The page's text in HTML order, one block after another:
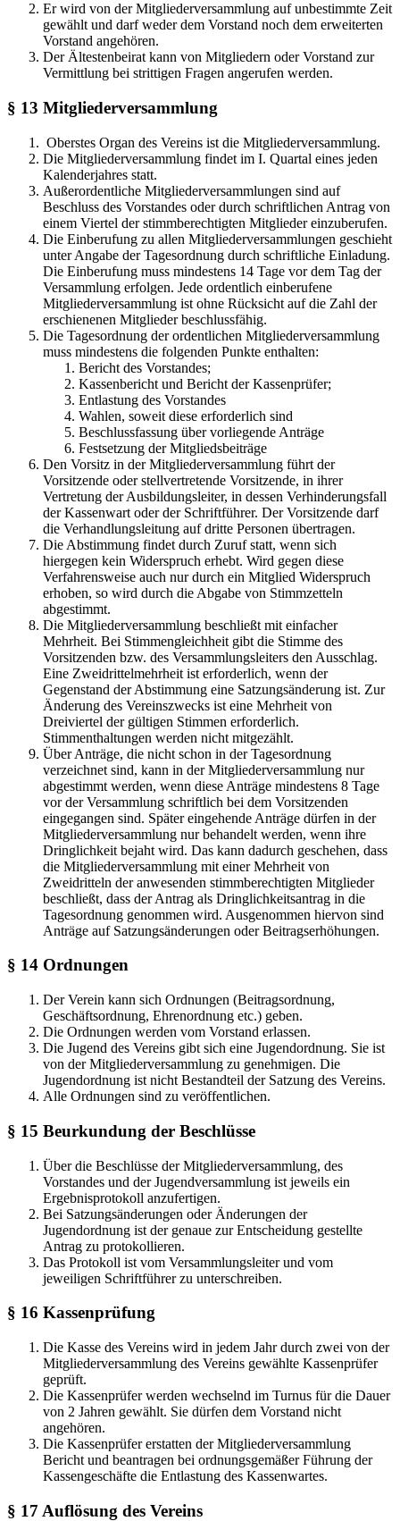
Er wird von der Mitgliederversammlung auf unbestimmte Zeit
gewählt und darf weder dem Vorstand noch dem erweiterten
Vorstand angehören.
Der Ältestenbeirat kann von Mitgliedern oder Vorstand zur
Vermittlung bei strittigen Fragen angerufen werden.
§ 13 Mitgliederversammlung
Oberstes Organ des Vereins ist die Mitgliederversammlung.
Die Mitgliederversammlung findet im I. Quartal eines jeden
Kalenderjahres statt.
Außerordentliche Mitgliederversammlungen sind auf
Beschluss des Vorstandes oder durch schriftlichen Antrag von
einem Viertel der stimmberechtigten Mitglieder einzuberufen.
Die Einberufung zu allen Mitgliederversammlungen geschieht
unter Angabe der Tagesordnung durch schriftliche Einladung.
Die Einberufung muss mindestens 14 Tage vor dem Tag der
Versammlung erfolgen. Jede ordentlich einberufene
Mitgliederversammlung ist ohne Rücksicht auf die Zahl der
erschienenen Mitglieder beschlussfähig.
Die Tagesordnung der ordentlichen Mitgliederversammlung
muss mindestens die folgenden Punkte enthalten:
Bericht des Vorstandes;
Kassenbericht und Bericht der Kassenprüfer;
Entlastung des Vorstandes
Wahlen, soweit diese erforderlich sind
Beschlussfassung über vorliegende Anträge
Festsetzung der Mitgliedsbeiträge
Den Vorsitz in der Mitgliederversammlung führt der
Vorsitzende oder stellvertretende Vorsitzende, in ihrer
Vertretung der Ausbildungsleiter, in dessen Verhinderungsfall
der Kassenwart oder der Schriftführer. Der Vorsitzende darf
die Verhandlungsleitung auf dritte Personen übertragen.
Die Abstimmung findet durch Zuruf statt, wenn sich
hiergegen kein Widerspruch erhebt. Wird gegen diese
Verfahrensweise auch nur durch ein Mitglied Widerspruch
erhoben, so wird durch die Abgabe von Stimmzetteln
abgestimmt.
Die Mitgliederversammlung beschließt mit einfacher
Mehrheit. Bei Stimmengleichheit gibt die Stimme des
Vorsitzenden bzw. des Versammlungsleiters den Ausschlag.
Eine Zweidrittelmehrheit ist erforderlich, wenn der
Gegenstand der Abstimmung eine Satzungsänderung ist. Zur
Änderung des Vereinszwecks ist eine Mehrheit von
Dreiviertel der gültigen Stimmen erforderlich.
Stimmenthaltungen werden nicht mitgezählt.
Über Anträge, die nicht schon in der Tagesordnung
verzeichnet sind, kann in der Mitgliederversammlung nur
abgestimmt werden, wenn diese Anträge mindestens 8 Tage
vor der Versammlung schriftlich bei dem Vorsitzenden
eingegangen sind. Später eingehende Anträge dürfen in der
Mitgliederversammlung nur behandelt werden, wenn ihre
Dringlichkeit bejaht wird. Das kann dadurch geschehen, dass
die Mitgliederversammlung mit einer Mehrheit von
Zweidritteln der anwesenden stimmberechtigten Mitglieder
beschließt, dass der Antrag als Dringlichkeitsantrag in die
Tagesordnung genommen wird. Ausgenommen hiervon sind
Anträge auf Satzungsänderungen oder Beitragserhöhungen.
§ 14 Ordnungen
Der Verein kann sich Ordnungen (Beitragsordnung,
Geschäftsordnung, Ehrenordnung etc.) geben.
Die Ordnungen werden vom Vorstand erlassen.
Die Jugend des Vereins gibt sich eine Jugendordnung. Sie ist
von der Mitgliederversammlung zu genehmigen. Die
Jugendordnung ist nicht Bestandteil der Satzung des Vereins.
Alle Ordnungen sind zu veröffentlichen.
§ 15 Beurkundung der Beschlüsse
Über die Beschlüsse der Mitgliederversammlung, des
Vorstandes und der Jugendversammlung ist jeweils ein
Ergebnisprotokoll anzufertigen.
Bei Satzungsänderungen oder Änderungen der
Jugendordnung ist der genaue zur Entscheidung gestellte
Antrag zu protokollieren.
Das Protokoll ist vom Versammlungsleiter und vom
jeweiligen Schriftführer zu unterschreiben.
§ 16 Kassenprüfung
Die Kasse des Vereins wird in jedem Jahr durch zwei von der
Mitgliederversammlung des Vereins gewählte Kassenprüfer
geprüft.
Die Kassenprüfer werden wechselnd im Turnus für die Dauer
von 2 Jahren gewählt. Sie dürfen dem Vorstand nicht
angehören.
Die Kassenprüfer erstatten der Mitgliederversammlung
Bericht und beantragen bei ordnungsgemäßer Führung der
Kassengeschäfte die Entlastung des Kassenwartes.
§ 17 Auflösung des Vereins